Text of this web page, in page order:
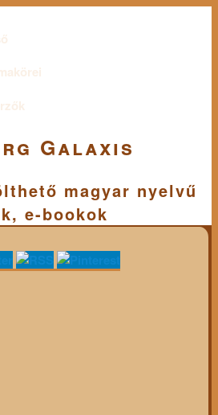
Galaxis
magyar nyelvű
e-bookok